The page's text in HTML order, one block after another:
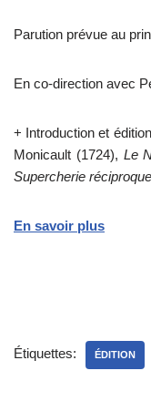
Parution prévue au
En co-direction avec
+ Introduction et
Monicault (1724), Le
Supercherie réciproque
En savoir plus
Étiquettes: ÉDITION